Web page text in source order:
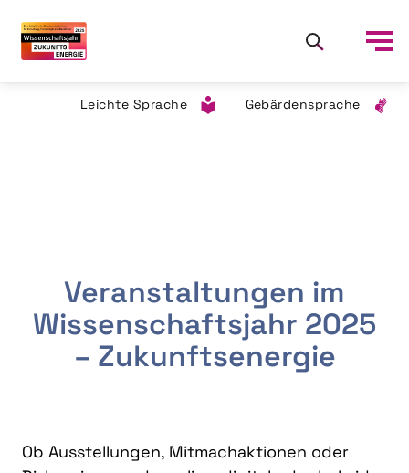
Leichte Sprache Gebärdensprache
Veranstaltungen im
Wissenschaftsjahr 2025
– Zukunftsenergie
Ob Ausstellungen, Mitmachaktionen oder